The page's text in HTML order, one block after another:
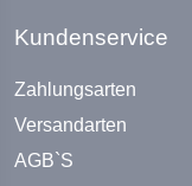
Kundenservice
Zahlungsarten
Versandarten
AGB`S